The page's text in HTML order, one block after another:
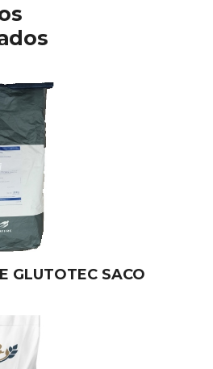
GLUTOTEC SACO